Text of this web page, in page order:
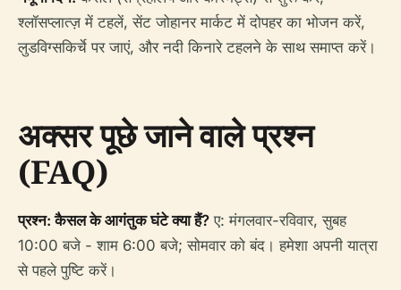
श्लॉसप्लात्ज़ में टहलें, सेंट जोहानर मार्कट में दोपहर का भोजन करें,
लुडविग्सकिर्चे पर जाएं, और नदी किनारे टहलने के साथ समाप्त करें।
अक्सर पूछे जाने वाले प्रश्न
(FAQ)
प्रश्न: कैसल के आगंतुक घंटे क्या हैं? ए: मंगलवार-रविवार, सुबह
10:00 बजे - शाम 6:00 बजे; सोमवार को बंद। हमेशा अपनी यात्रा
से पहले पुष्टि करें।